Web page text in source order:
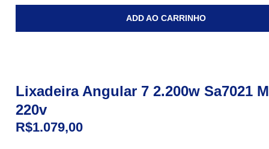
ADD AO CARRINHO
Lixadeira Angular 7 2.200w Sa7021
220v
R$1.079,00